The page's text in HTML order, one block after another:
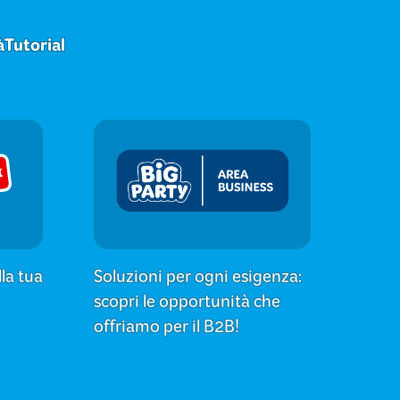
Tutorial
tua
Soluzioni per ogni esigenza:
scopri le opportunità che
offriamo per il B2B!